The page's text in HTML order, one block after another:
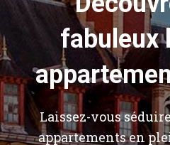
fabuleux
Laissez-vous
appartements en